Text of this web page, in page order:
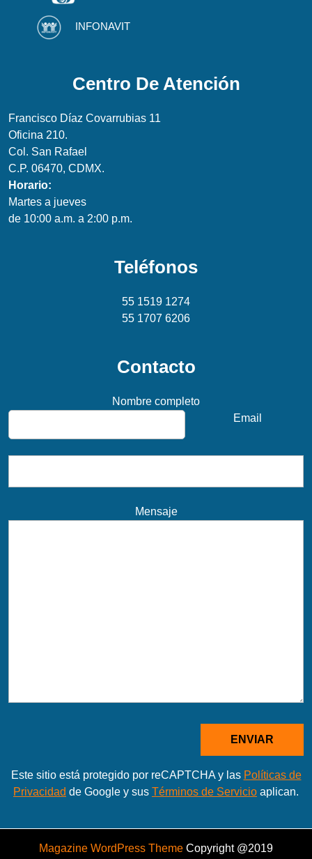
INFONAVIT
Centro De Atención
Francisco Díaz Covarrubias 11
Oficina 210.
Col. San Rafael
C.P. 06470, CDMX.
Horario:
Martes a jueves
de 10:00 a.m. a 2:00 p.m.
Teléfonos
55 1519 1274
55 1707 6206
Contacto
Nombre completo
Email
Mensaje
Este sitio está protegido por reCAPTCHA y las Políticas de
Privacidad de Google y sus Términos de Servicio aplican.
Magazine WordPress Theme Copyright @2019